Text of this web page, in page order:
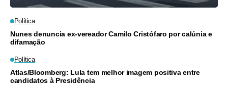
Política
Nunes denuncia ex-vereador Camilo Cristófaro por calúnia e
difamação
Política
Atlas/Bloomberg: Lula tem melhor imagem positiva entre
candidatos à Presidência